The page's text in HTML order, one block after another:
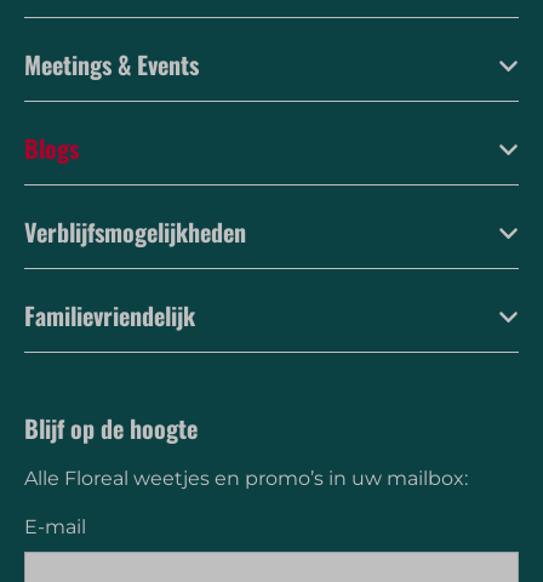
Meetings & Events
Blogs
Verblijfsmogelijkheden
Familievriendelijk
Blijf op de hoogte
Alle Floreal weetjes en promo’s in uw mailbox:
E-mail